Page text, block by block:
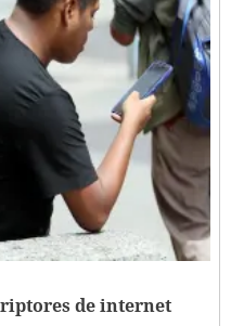
de internet